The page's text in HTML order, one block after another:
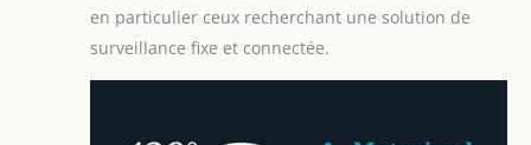
en particulier ceux recherchant une solution de
surveillance fixe et connectée.